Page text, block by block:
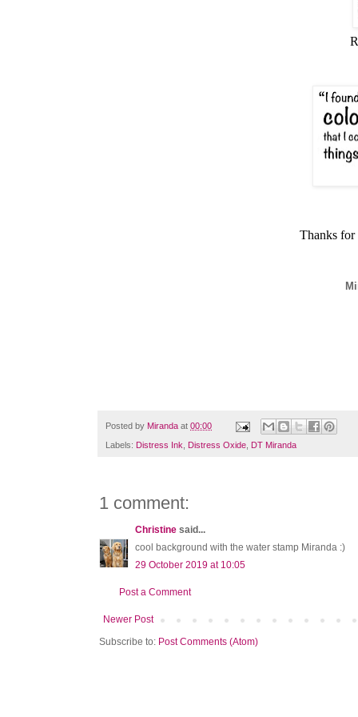
Thanks
Posted by Miranda at 00:00
Labels: Distress Ink, Distress Oxide, DT Miranda
1 comment:
Christine said...
cool background with the water stamp Miranda :)
29 October 2019 at 10:05
Post a Comment
Newer Post
Subscribe to: Post Comments (Atom)